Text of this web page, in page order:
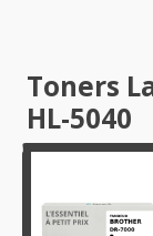
Toners
HL-5040